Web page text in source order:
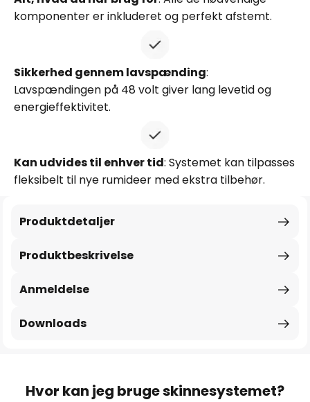
komponenter er inkluderet og perfekt afstemt.
Sikkerhed gennem lavspænding:
Lavspændingen på 48 volt giver lang levetid og
energieffektivitet.
Kan udvides til enhver tid: Systemet kan tilpasses
fleksibelt til nye rumideer med ekstra tilbehør.
Hvor kan jeg bruge skinnesystemet?
Produktbeskrivelse
Produktdetaljer
Anmeldelse
Downloads